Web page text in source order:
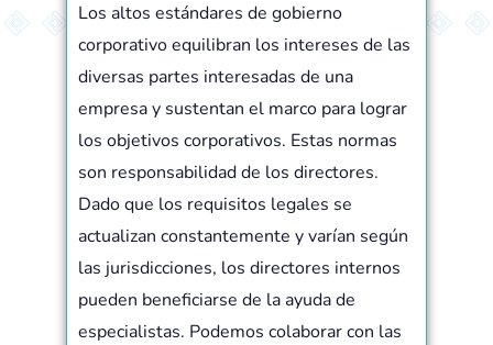
Los altos estándares de gobierno
corporativo equilibran los intereses de las
diversas partes interesadas de una
empresa y sustentan el marco para lograr
los objetivos corporativos. Estas normas
son responsabilidad de los directores.
Dado que los requisitos legales se
actualizan constantemente y varían según
las jurisdicciones, los directores internos
pueden beneficiarse de la ayuda de
especialistas. Podemos colaborar con las